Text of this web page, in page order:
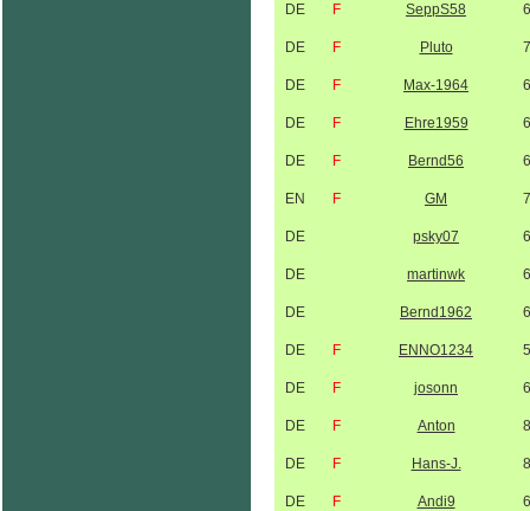
DE F SeppS58
DE F Pluto
DE F Max-1964
DE F Ehre1959
DE F Bernd56
EN F GM
DE psky07
DE martinwk
DE Bernd1962
DE F ENNO1234
DE F josonn
DE F Anton
DE F Hans-J.
DE F Andi9